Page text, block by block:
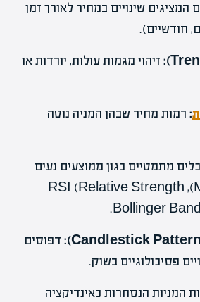
המציגים שינויים במחיר לאורך זמן
חודשיים).
זיהוי מגמות עולות, יורדות או
: רמות מחיר שבהן המניה נוטה
כלים מתמטיים כגון ממוצעים נעים
(Moving Averages), RSI (Relative Strength
דפוסים
פסיכולוגיים בשוק.
המניות הנסחרות כאינדיקציה